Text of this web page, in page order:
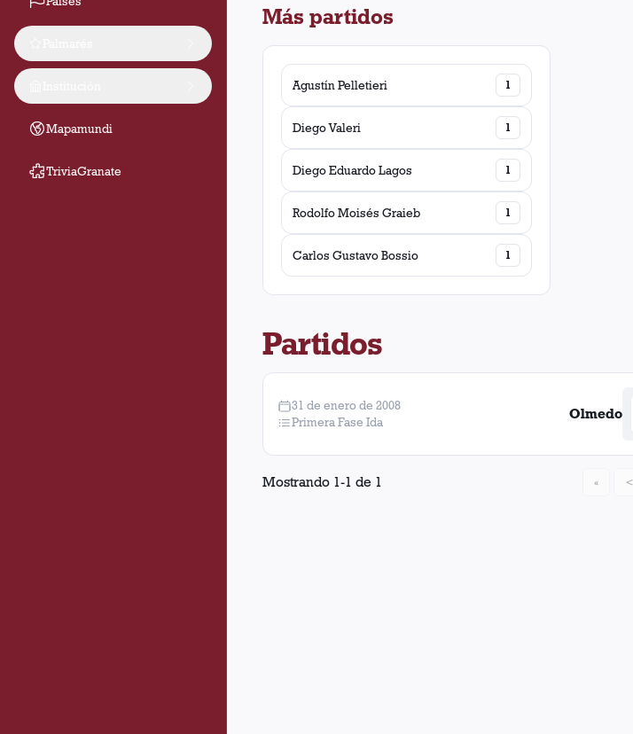
Mapamundi
TriviaGranate
Más partidos
Agustín Pelletieri 1
Diego Valeri 1
Diego Eduardo Lagos 1
Rodolfo Moisés Graieb 1
Carlos Gustavo Bossio 1
Partidos
31 de enero de 2008
Primera Fase Ida
Olmedo
Mostrando 1-1 de 1 « <